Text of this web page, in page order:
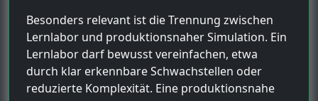
Besonders relevant ist die Trennung zwischen
Lernlabor und produktionsnaher Simulation. Ein
Lernlabor darf bewusst vereinfachen, etwa
durch klar erkennbare Schwachstellen oder
reduzierte Komplexität. Eine produktionsnahe